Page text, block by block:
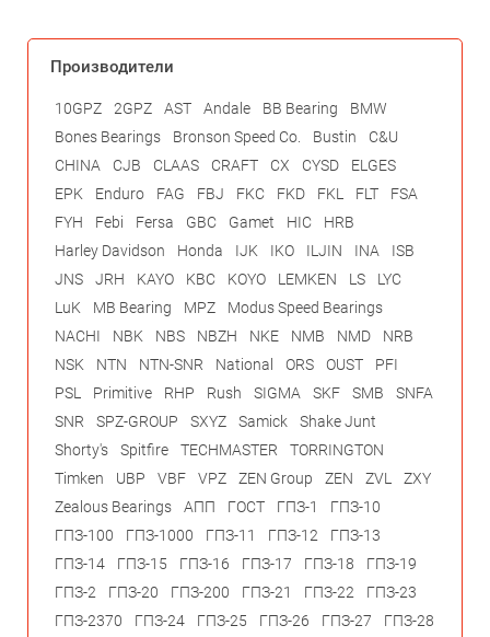
Производители
10GPZ 2GPZ AST Andale BB Bearing
BMW
Bones Bearings
Bronson Speed Co. Bustin
C&U
CHINA
CJB CLAAS CRAFT CX CYSD
ELGES
EPK
Enduro FAG FBJ FKC FKD FKL FLT
FSA
FYH
Febi Fersa GBC Gamet HIC
HRB
Harley Davidson
Honda IJK IKO ILJIN INA
ISB
JNS
JRH KAYO KBC KOYO LEMKEN LS
LYC
LuK
MB Bearing MPZ
Modus Speed Bearings
NACHI
NBK NBS NBZH NKE NMB NMD
NRB
NSK
NTN NTN-SNR National ORS OUST
PFI
PSL
Primitive RHP Rush SIGMA SKF SMB
SNFA
SNR
SPZ-GROUP SXYZ Samick
Shake Junt
Shorty's
Spitfire TECHMASTER
TORRINGTON
Timken
UBP VBF VPZ ZEN Group ZEN ZVL
ZXY
Zealous Bearings
АПП ГОСТ ГПЗ-1
ГПЗ-10
ГПЗ-100
ГПЗ-1000 ГПЗ-11 ГПЗ-12
ГПЗ-13
ГПЗ-14
ГПЗ-15 ГПЗ-16 ГПЗ-17 ГПЗ-18
ГПЗ-19
ГПЗ-2
ГПЗ-20 ГПЗ-200 ГПЗ-21 ГПЗ-22
ГПЗ-23
ГПЗ-2370
ГПЗ-24 ГПЗ-25 ГПЗ-26 ГПЗ-27 ГПЗ-28